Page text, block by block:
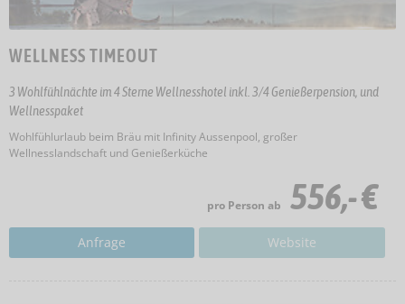
WELLNESS TIMEOUT
3 Wohlfühlnächte im 4 Sterne Wellnesshotel inkl. 3/4 Genießerpension, und
Wellnesspaket
Wohlfühlurlaub beim Bräu mit Infinity Aussenpool, großer
Wellnesslandschaft und Genießerküche
pro Person ab 556,- €
Anfrage Website